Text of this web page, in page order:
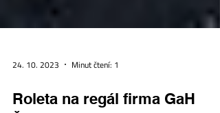
24. 10. 2023 Minut čtení: 1